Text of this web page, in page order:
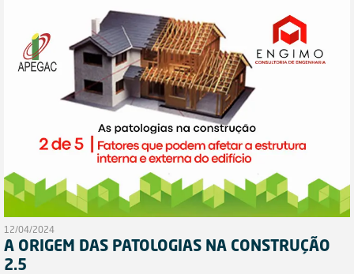
12/04/2024
A ORIGEM DAS PATOLOGIAS NA CONSTRUÇÃO
2.5